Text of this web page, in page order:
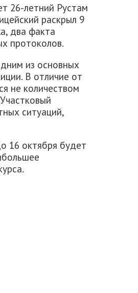
26-летний Рустам
раскрыл 9
два факта
протоколов.
из основных
В отличие от
не количеством
ситуаций,
16 октября будет